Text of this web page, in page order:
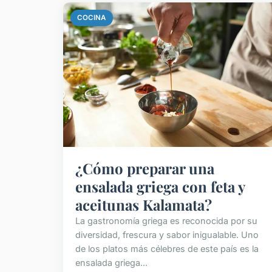
COCINA
¿Cómo preparar una
ensalada griega con feta y
aceitunas Kalamata?
La gastronomía griega es reconocida por su
diversidad, frescura y sabor inigualable. Uno
de los platos más célebres de este país es la
ensalada griega...